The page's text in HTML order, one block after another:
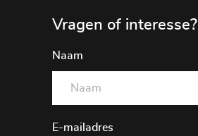
Vragen of interesse?
Naam
E-mailadres